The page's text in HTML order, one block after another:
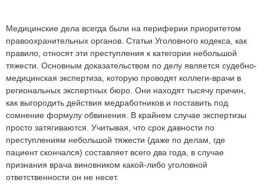
Медицинские дела всегда были на периферии приоритетом
правоохранительных органов. Статьи Уголовного кодекса, как
правило, относят эти преступления к категории небольшой
тяжести. Основным доказательством по делу является судебно-
медицинская экспертиза, которую проводят коллеги-врачи в
региональных экспертных бюро. Они находят тысячу причин,
как выгородить действия медработников и поставить под
сомнение формулу обвинения. В крайнем случае экспертизы
просто затягиваются. Учитывая, что срок давности по
преступлениям небольшой тяжести (даже по делам, где
пациент скончался) составляет всего два года, в случае
признания врача виновником какой-либо уголовной
ответственности он не несет.